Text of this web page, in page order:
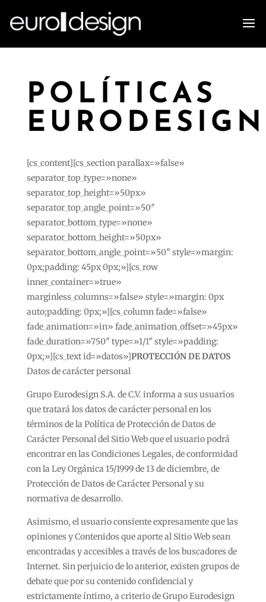
POLÍTICAS
EURODESIGN
[cs_content][cs_section parallax=»false»
separator_top_type=»none»
separator_top_height=»50px»
separator_top_angle_point=»50″
separator_bottom_type=»none»
separator_bottom_height=»50px»
separator_bottom_angle_point=»50″ style=»margin:
0px;padding: 45px 0px;»][cs_row
inner_container=»true»
marginless_columns=»false» style=»margin: 0px
auto;padding: 0px;»][cs_column fade=»false»
fade_animation=»in» fade_animation_offset=»45px»
fade_duration=»750″ type=»1/1″ style=»padding:
0px;»][cs_text id=»datos»]PROTECCIÓN DE DATOS
Datos de carácter personal
Grupo Eurodesign S.A. de C.V. informa a sus usuarios
que tratará los datos de carácter personal en los
términos de la Política de Protección de Datos de
Carácter Personal del Sitio Web que el usuario podrá
encontrar en las Condiciones Legales, de conformidad
con la Ley Orgánica 15/1999 de 13 de diciembre, de
Protección de Datos de Carácter Personal y su
normativa de desarrollo.
Asimismo, el usuario consiente expresamente que las
opiniones y Contenidos que aporte al Sitio Web sean
encontradas y accesibles a través de los buscadores de
Internet. Sin perjuicio de lo anterior, existen grupos de
debate que por su contenido confidencial y
estrictamente íntimo, a criterio de Grupo Eurodesign